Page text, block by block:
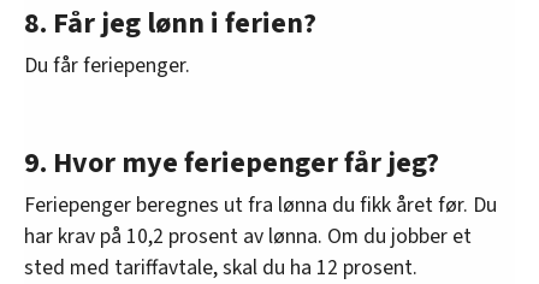
8. Får jeg lønn i ferien?
Du får feriepenger.
9. Hvor mye feriepenger får jeg?
Feriepenger beregnes ut fra lønna du fikk året før. Du
har krav på 10,2 prosent av lønna. Om du jobber et
sted med tariffavtale, skal du ha 12 prosent.